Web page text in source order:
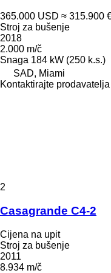
365.000 USD ≈ 315.900
Stroj za bušenje
2018
2.000 m/č
Snaga 184 kW (250 k.s.)
SAD, Miami
Kontaktirajte prodavatelja
2
Casagrande C4-2
Cijena na upit
Stroj za bušenje
2011
8.934 m/č